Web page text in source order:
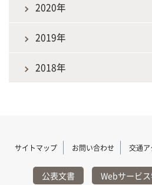
2020年
2019年
2018年
サイトマップ お問い合わせ 交通ア
公表文書 Webサービ